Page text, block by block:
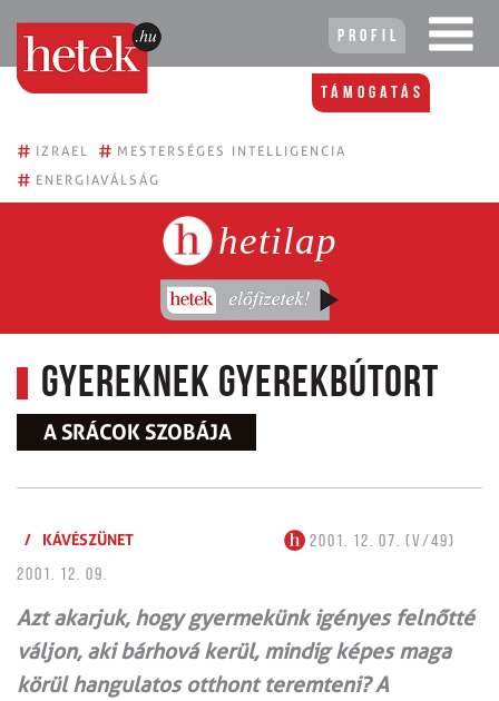
Profil
Támogatás
# IZRAEL # MESTERSÉGES INTELLIGENCIA
# ENERGIAVÁLSÁG
hetilap
Gyereknek gyerekbútort
A SRÁCOK SZOBÁJA
/ KÁVÉSZÜNET
2001. 12. 07. (V/49)
2001. 12. 09.
Azt akarjuk, hogy gyermekünk igényes felnőtté
váljon, aki bárhová kerül, mindig képes maga
körül hangulatos otthont teremteni? A